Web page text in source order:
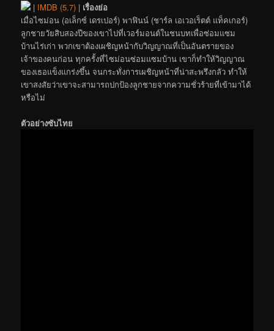
| IMDB (5.7) | เรื่องย่อ
เมื่อไซม่อน (อเล็กซ์ เดรเปอร์) พาฟินน์ (ชาร์ล เอเวอเร็ตต์ แท็คเกอร์)
ลูกชายวัยสิบสองปีของเขาไปที่เวอร์มอนต์ในชนบทเพื่อซ่อมแซม
บ้านไร่เก่า พวกเขาต้องเผชิญหน้ากับวิญญาณที่เป็นอันตรายของ
เจ้าของคนก่อน ทุกครั้งที่ไซม่อนซ่อมแซมบ้าน เขาก็ทำให้วิญญาณ
ของเธอแข็งแกร่งขึ้น จนกระทั่งการเผชิญหน้าที่น่าสะพรึงกลัว ทำให้
เขาสงสัยว่าเขาจะสามารถปกป้องลูกชายจากความชั่วร้ายที่เข้ามาได้
หรือไม่
ตัวอย่างซับไทย